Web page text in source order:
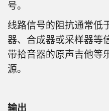
号。
线路信号的阻抗通常低
器、合成器或采样器等
带拾音器的原声吉他等
源。
输出